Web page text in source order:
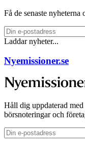
Få de senaste
Laddar nyheter...
Nyemissioner.se
Håll dig uppdaterad med
börsnoteringar och